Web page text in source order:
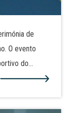
de
O evento
do
Vicente da
tanto no